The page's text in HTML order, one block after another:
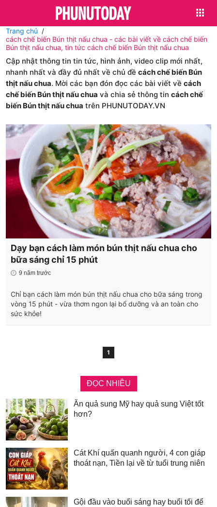
Trang chủ
cách chế biến Bún thịt nấu chua - các bài viết về cách chế biến
Bún thịt nấu chua, tin tức cách chế biến Bún thịt nấu chua
Cập nhật thông tin tin tức, hình ảnh, video clip mới nhất,
nhanh nhất và đầy đủ nhất về chủ đề cách chế biến Bún
thịt nấu chua. Mời các bạn đón đọc các bài viết về cách
chế biến Bún thịt nấu chua và chia sẻ thông tin cách chế
biến Bún thịt nấu chua trên PHUNUTODAY.VN
Dạy bạn cách làm món bún thịt nấu chua cho
bữa sáng chỉ 15 phút
9 năm trước
Chỉ bạn cách làm món bún thịt nấu chua cho bữa sáng trong
vòng 15 phút - vừa thơm ngon lại bổ dưỡng và an toàn cho
sức khỏe!
1
ĐỌC NHIỀU
Ăn quả sung Mỹ hay quả sung Việt tốt
hơn?
Cát Khí quấn quanh người, 4 con giáp
thoát nạn, Tiền lại về từ tuổi trung niên
Gội đầu vào buổi sáng hay buổi tối để